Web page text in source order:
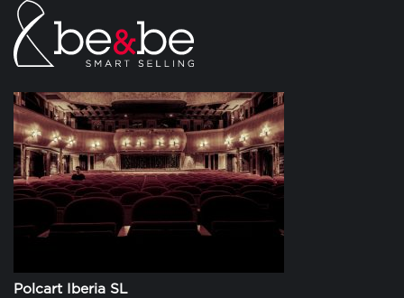
Polcart Iberia SL